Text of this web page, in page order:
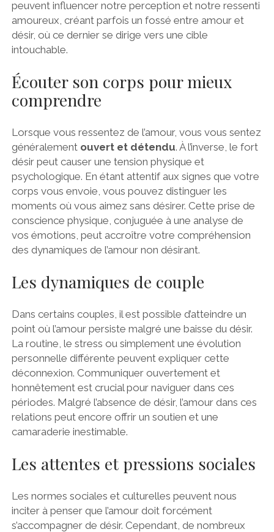
peuvent influencer notre perception et notre ressenti
amoureux, créant parfois un fossé entre amour et
désir, où ce dernier se dirige vers une cible
intouchable.
Écouter son corps pour mieux
comprendre
Lorsque vous ressentez de l’amour, vous vous sentez
généralement ouvert et détendu. À l’inverse, le fort
désir peut causer une tension physique et
psychologique. En étant attentif aux signes que votre
corps vous envoie, vous pouvez distinguer les
moments où vous aimez sans désirer. Cette prise de
conscience physique, conjuguée à une analyse de
vos émotions, peut accroître votre compréhension
des dynamiques de l’amour non désirant.
Les dynamiques de couple
Dans certains couples, il est possible d’atteindre un
point où l’amour persiste malgré une baisse du désir.
La routine, le stress ou simplement une évolution
personnelle différente peuvent expliquer cette
déconnexion. Communiquer ouvertement et
honnêtement est crucial pour naviguer dans ces
périodes. Malgré l’absence de désir, l’amour dans ces
relations peut encore offrir un soutien et une
camaraderie inestimable.
Les attentes et pressions sociales
Les normes sociales et culturelles peuvent nous
inciter à penser que l’amour doit forcément
s’accompagner de désir. Cependant, de nombreux